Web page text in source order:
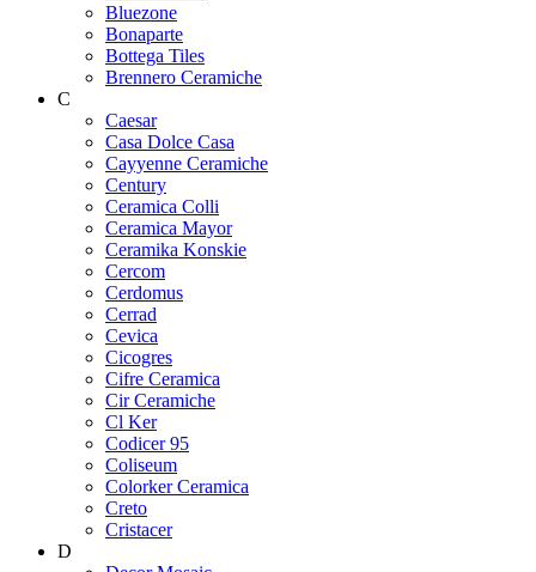
Bluezone
Bonaparte
Bottega Tiles
Brennero Ceramiche
C
Caesar
Casa Dolce Casa
Cayyenne Ceramiche
Century
Ceramica Colli
Ceramica Mayor
Ceramika Konskie
Cercom
Cerdomus
Cerrad
Cevica
Cicogres
Cifre Ceramica
Cir Ceramiche
Cl Ker
Codicer 95
Coliseum
Colorker Ceramica
Creto
Cristacer
D